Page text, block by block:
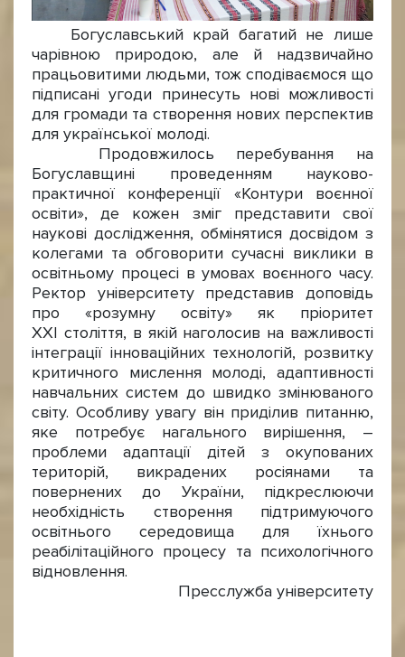
Богуславський край багатий не лише
чарівною природою, але й надзвичайно
працьовитими людьми, тож сподіваємося що
підписані угоди принесуть нові можливості
для громади та створення нових перспектив
для української молоді.
Продовжилось перебування на
Богуславщині проведенням науково-
практичної конференції «Контури воєнної
освіти», де кожен зміг представити свої
наукові дослідження, обмінятися досвідом з
колегами та обговорити сучасні виклики в
освітньому процесі в умовах воєнного часу.
Ректор університету представив доповідь
про «розумну освіту» як пріоритет
ХХІ століття, в якій наголосив на важливості
інтеграції інноваційних технологій, розвитку
критичного мислення молоді, адаптивності
навчальних систем до швидко змінюваного
світу. Особливу увагу він приділив питанню,
яке потребує нагального вирішення, –
проблеми адаптації дітей з окупованих
територій, викрадених росіянами та
повернених до України, підкреслюючи
необхідність створення підтримуючого
освітнього середовища для їхнього
реабілітаційного процесу та психологічного
відновлення.
Пресслужба університету